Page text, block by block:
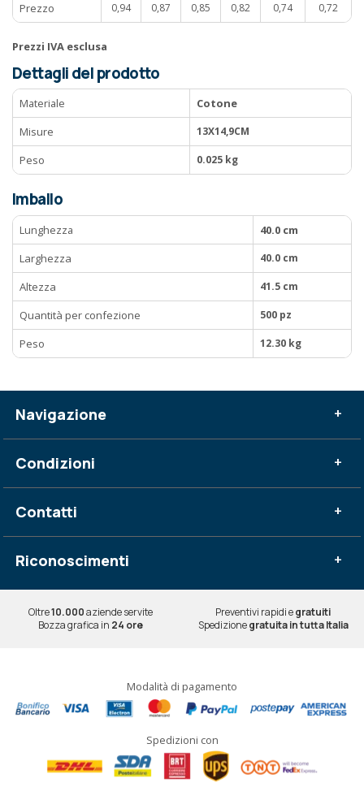
Prezzo 0,94 0,87 0,85 0,82 0,74 0,72
Prezzi IVA esclusa
Dettagli del prodotto
Materiale
Cotone
Misure
13X14,9CM
Peso 0.025 kg
Imballo
Lunghezza
40.0 cm
Larghezza
40.0 cm
Altezza 41.5 cm
Quantità per confezione 500 pz
Peso 12.30 kg
Navigazione +
Condizioni +
Contatti +
Riconoscimenti +
Oltre10.000aziende servite Preventivi rapidi egratuiti
Bozza grafica in 24 ore Spedizionegratuita in tutta Italia
Modalità di pagamento
Spedizioni con